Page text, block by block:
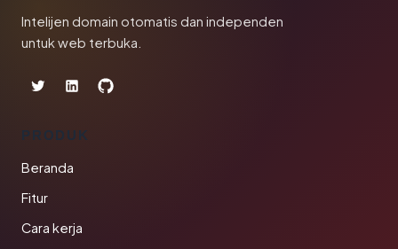
Intelijen domain otomatis dan independen
untuk web terbuka.
PRODUK
Beranda
Fitur
Cara kerja